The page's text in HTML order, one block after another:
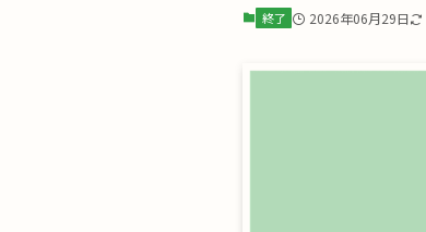
終了 2026年06月29日